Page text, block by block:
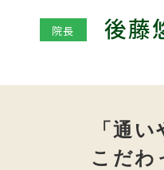
院長 後藤
「通
こだわ